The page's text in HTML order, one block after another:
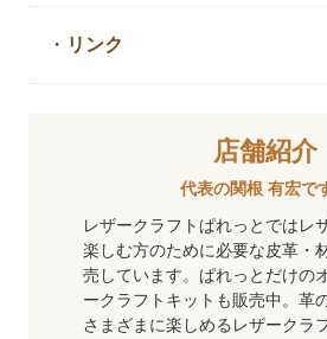
・ リンク
店舗紹介
代表の関根 有宏で
レザークラフトぱれっとではレ
楽しむ方のために必要な皮革・
売しています。ぱれっとだけの
ークラフトキットも販売中。革
さまざまに楽しめるレザークラ